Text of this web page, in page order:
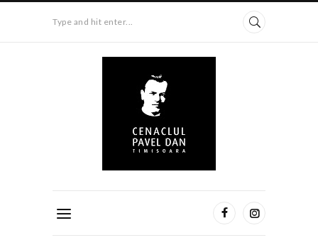
Type and hit enter...